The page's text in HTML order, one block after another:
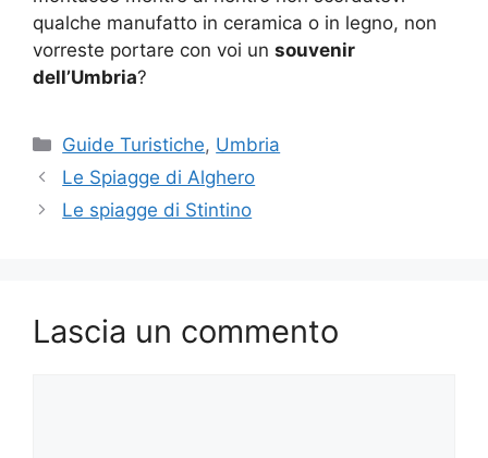
qualche manufatto in ceramica o in legno, non
vorreste portare con voi un souvenir
dell’Umbria?
Categorie
Guide Turistiche, Umbria
Le Spiagge di Alghero
Le spiagge di Stintino
Lascia un commento